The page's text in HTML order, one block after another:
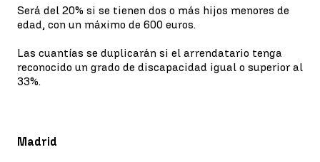
Será del 20% si se tienen dos o más hijos menores de
edad, con un máximo de 600 euros.
Las cuantías se duplicarán si el arrendatario tenga
reconocido un grado de discapacidad igual o superior al
33%.
Madrid